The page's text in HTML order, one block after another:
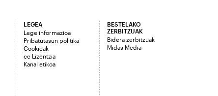
LEGEA
Lege informazioa
Pribatutasun politika
Cookieak
cc Lizentzia
Kanal etikoa
BESTELAKO
ZERBITZUAK
Bidera zerbitzuak
Midas Media